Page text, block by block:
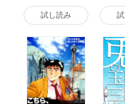
試し読み